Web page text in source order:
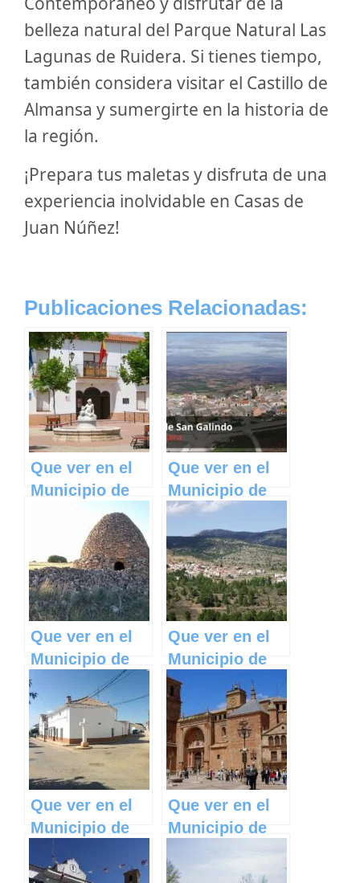
belleza natural del Parque Natural Las
Lagunas de Ruidera. Si tienes tiempo,
también considera visitar el Castillo de
Almansa y sumergirte en la historia de
la región.
¡Prepara tus maletas y disfruta de una
experiencia inolvidable en Casas de
Juan Núñez!
Publicaciones Relacionadas:
Que ver en el
Municipio de
Benítez en
Castilla La
Mancha
Que ver en el
Municipio de
Casas de San
Galindo en
Castilla La
Mancha
Que ver en el
Municipio de
Casas de Haro
en Castilla La
Mancha
Que ver en el
Municipio de
Casas de
Garcimolina en
Castilla La
Mancha
Que ver en el
Municipio de
Casas de
Guijarro en
Que ver en el
Municipio de
Abad en